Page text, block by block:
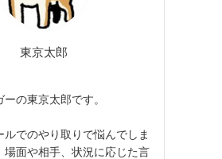
東京太郎
の東京太郎です。
ルでのやり取りで悩んでしま
場面や相手、状況に応じた言